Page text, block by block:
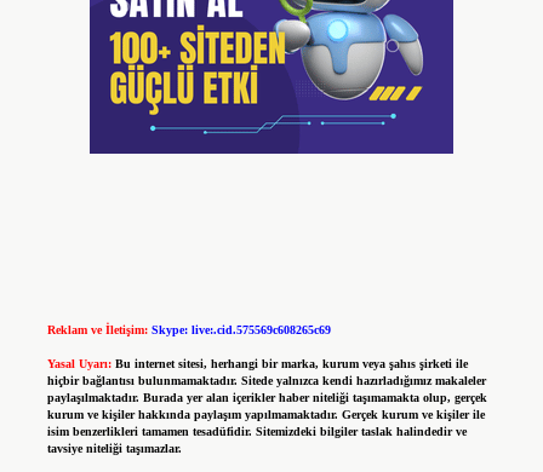
Reklam ve İletişim: Skype: live:.cid.575569c608265c69
Yasal Uyarı: Bu internet sitesi, herhangi bir marka, kurum veya şahıs şirketi ile
hiçbir bağlantısı bulunmamaktadır. Sitede yalnızca kendi hazırladığımız makaleler
paylaşılmaktadır. Burada yer alan içerikler haber niteliği taşımamakta olup, gerçek
kurum ve kişiler hakkında paylaşım yapılmamaktadır. Gerçek kurum ve kişiler ile
isim benzerlikleri tamamen tesadüfidir. Sitemizdeki bilgiler taslak halindedir ve
tavsiye niteliği taşımazlar.